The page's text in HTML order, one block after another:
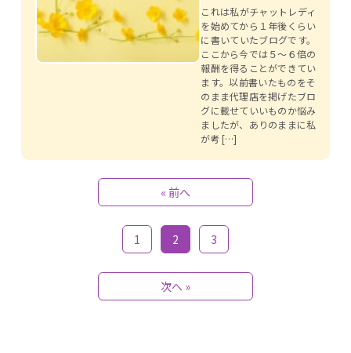
これは私がチャットレディ
を始めてから１年後くらい
に書いていたブログです。
ここから今では５～６倍の
報酬を得ることができてい
ます。以前書いたものをそ
のまま代理店を掲げたブロ
グに載せていいものか悩み
ましたが、ありのままに私
が考 […]
« 前へ
1 2 3
次へ »